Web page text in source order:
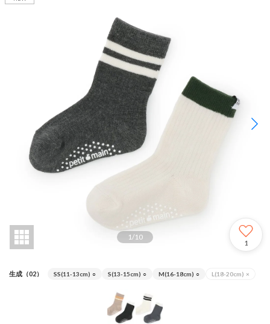
1/10
1
生成（02） SS(11-13cm) ○ S(13-15cm) ○ M(16-18cm) ○ L(18-20cm) ×